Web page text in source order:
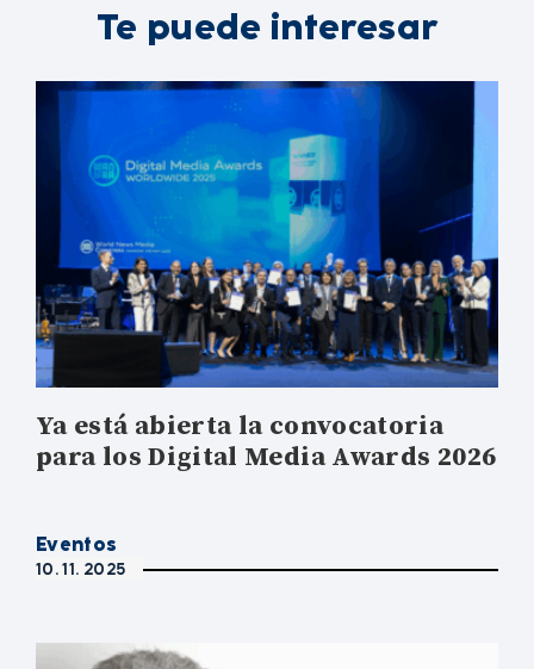
Te puede interesar
Ya está abierta la convocatoria
para los Digital Media Awards 2026
Eventos
10. 11. 2025